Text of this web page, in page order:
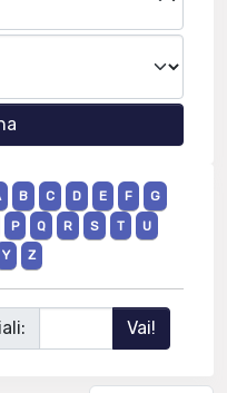
B C D E F
G
P Q R S T
U
Y Z